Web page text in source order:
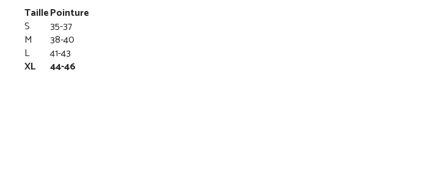
TaillePointure
S
35-37
M
38-40
L
41-43
XL
44-46